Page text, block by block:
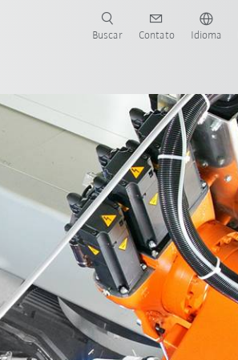
Buscar Contato Idioma